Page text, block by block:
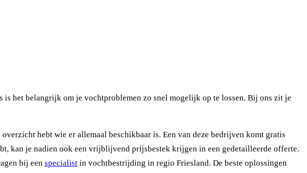
het belangrijk om je vochtproblemen zo snel mogelijk op te lossen. Bij ons zit je
hebt wie er allemaal beschikbaar is. Een van deze bedrijven komt gratis
kan je nadien ook een vrijblijvend prijsbestek krijgen in een gedetailleerde offerte.
bij een specialist in vochtbestrijding in regio Friesland. De beste oplossingen